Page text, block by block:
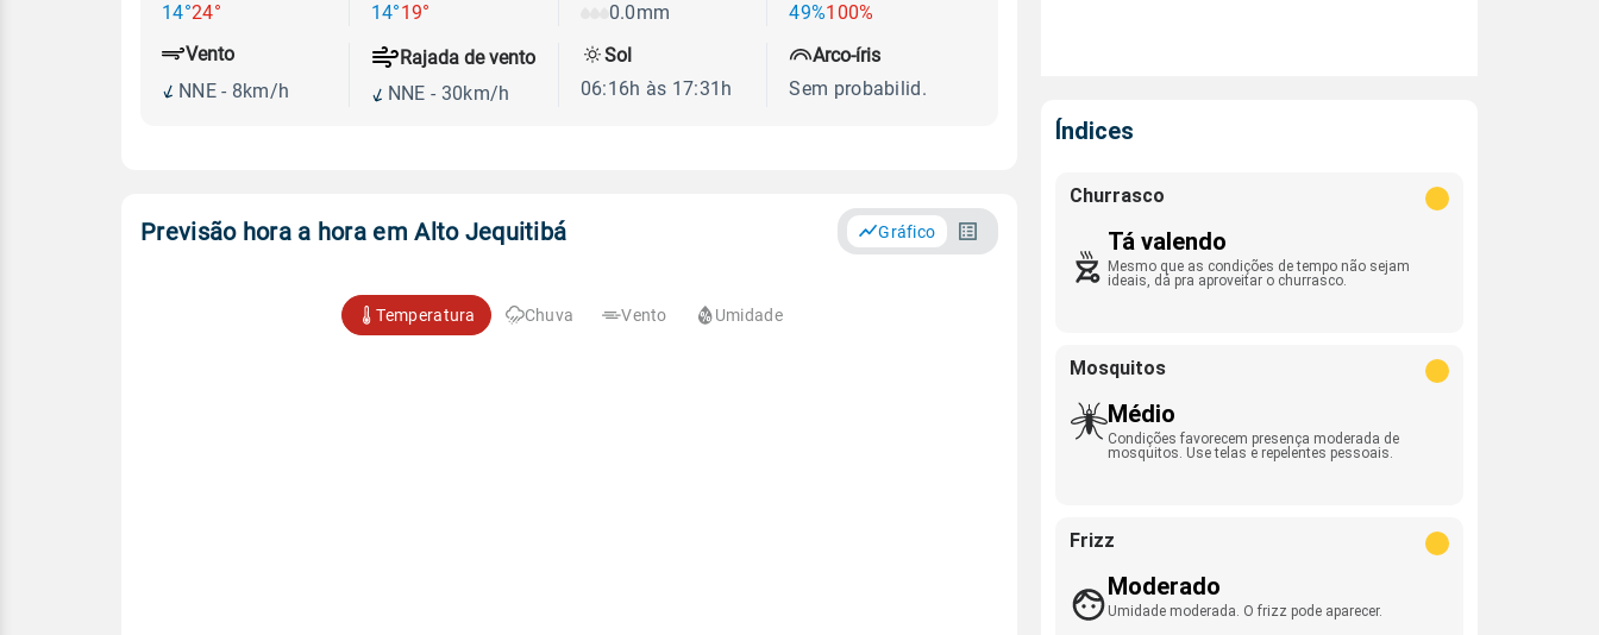
14°24°
14°19°
0.0mm
49%100%
Vento
NNE - 8km/h
Rajada de vento
NNE - 30km/h
Sol
06:16h às 17:31h
Arco-íris
Sem probabilid.
Previsão hora a hora em Alto Jequitibá Gráfico
Temperatura Chuva Vento Umidade
Índices
Churrasco
Tá valendo
Mesmo que as condições de tempo não sejam
ideais, dá pra aproveitar o churrasco.
Mosquitos
Médio
Condições favorecem presença moderada de
mosquitos. Use telas e repelentes pessoais.
Frizz
Moderado
Umidade moderada. O frizz pode aparecer.